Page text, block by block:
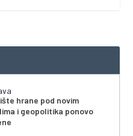
hrane pod novim
i geopolitika ponovo